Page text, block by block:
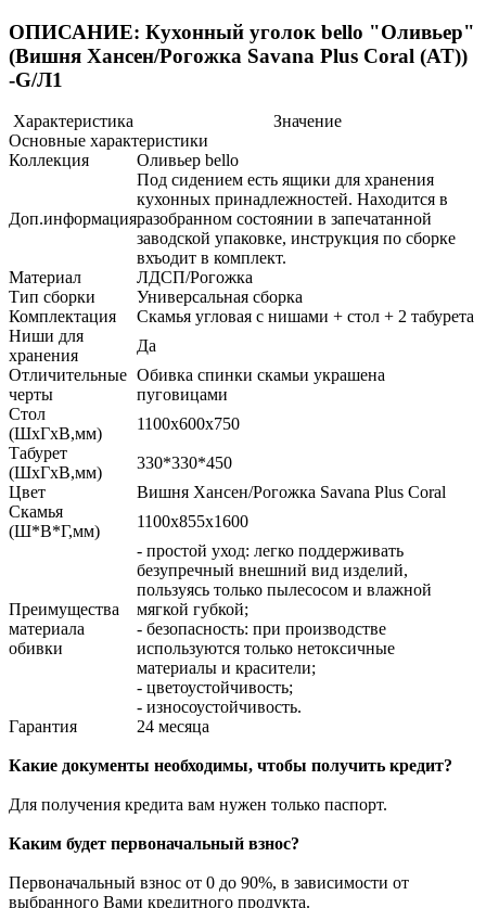
ОПИСАНИЕ: Кухонный уголок bello "Оливьер"
(Вишня Хансен/Рогожка Savana Plus Coral (AT))
-G/Л1
Характеристика
Значение
Основные характеристики
Коллекция
Оливьер bello
Доп.информация
Под сидением есть ящики для хранения
кухонных принадлежностей. Находится в
разобранном состоянии в запечатанной
заводской упаковке, инструкция по сборке
вхъодит в комплект.
Материал
ЛДСП/Рогожка
Тип сборки
Универсальная сборка
Комплектация
Скамья угловая с нишами + стол + 2 табурета
Ниши для
хранения
Да
Отличительные
черты
Обивка спинки скамьи украшена
пуговицами
Стол
(ШхГхВ,мм)
1100х600х750
Табурет
(ШхГхВ,мм)
330*330*450
Цвет
Вишня Хансен/Рогожка Savana Plus Coral
Скамья
(Ш*В*Г,мм)
1100х855х1600
Преимущества
материала
обивки
- простой уход: легко поддерживать
безупречный внешний вид изделий,
пользуясь только пылесосом и влажной
мягкой губкой;
- безопасность: при производстве
используются только нетоксичные
материалы и красители;
- цветоустойчивость;
- износоустойчивость.
Гарантия
24 месяца
Какие документы необходимы, чтобы получить кредит?
Для получения кредита вам нужен только паспорт.
Каким будет первоначальный взнос?
Первоначальный взнос от 0 до 90%, в зависимости от
выбранного Вами кредитного продукта.